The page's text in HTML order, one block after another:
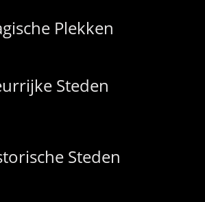
Plekken
Steden
Steden